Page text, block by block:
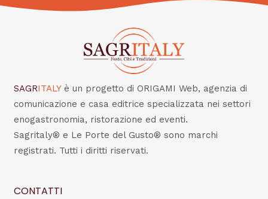
SAGRITALY è un progetto di ORIGAMI Web, agenzia di
comunicazione e casa editrice specializzata nei settori
enogastronomia, ristorazione ed eventi.
Sagritaly® e Le Porte del Gusto® sono marchi
registrati. Tutti i diritti riservati.
CONTATTI